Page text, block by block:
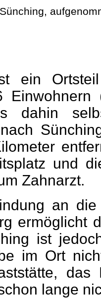
ein
dahin
und
Zahnarzt.
an
ermöglicht
ist
im Ort
das
lange